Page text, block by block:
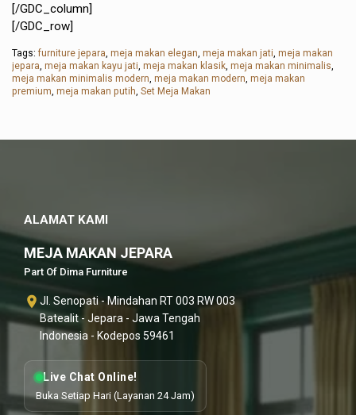
[/GDC_column]
[/GDC_row]
Tags:furniture jepara, meja makan elegan, meja makan jati, meja makan
jepara, meja makan kayu jati, meja makan klasik, meja makan minimalis,
meja makan minimalis modern, meja makan modern, meja makan
premium, meja makan putih, Set Meja Makan
ALAMAT KAMI
MEJA MAKAN JEPARA
Part Of Dima Furniture
Jl. Senopati - Mindahan RT 003 RW 003
Batealit - Jepara - Jawa Tengah
Indonesia - Kodepos 59461
Live Chat Online!
Buka Setiap Hari (Layanan 24 Jam)